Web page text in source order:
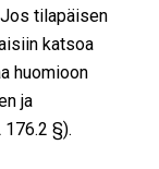
tilapäisen
katsoa
huomioon
ja
§).